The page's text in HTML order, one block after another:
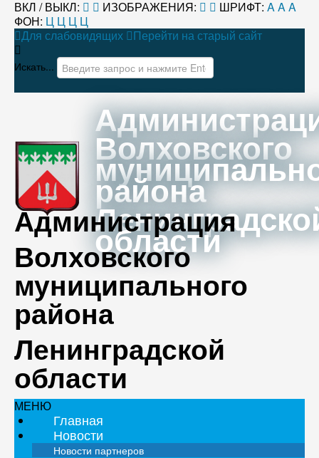
ВКЛ / ВЫКЛ: ИЗОБРАЖЕНИЯ: ШРИФТ: AAA
ФОН: Ц Ц Ц Ц
Для слабовидящих
Перейти на старый сайт
Искать...
Волховского
района
области
Администрация
Волховского
муниципального
района
Ленинградской
области
МЕНЮ
Главная
Новости
Новости партнеров